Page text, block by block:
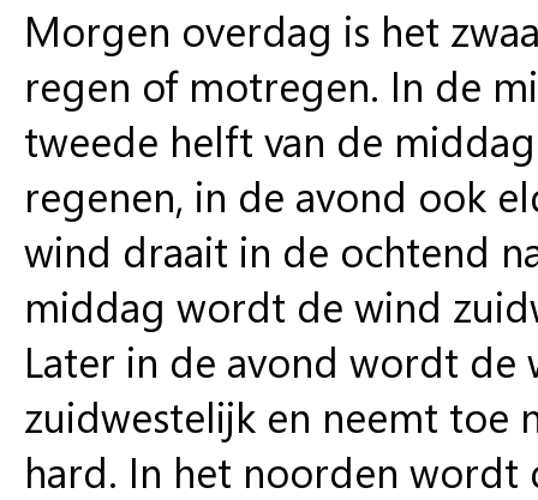
Morgen overdag is het
regen of motregen. In de
tweede helft van de
regenen, in de avond ook
wind draait in de ochtend
middag wordt de wind
Later in de avond wordt
zuidwestelijk en neemt toe
hard. In het noorden wordt